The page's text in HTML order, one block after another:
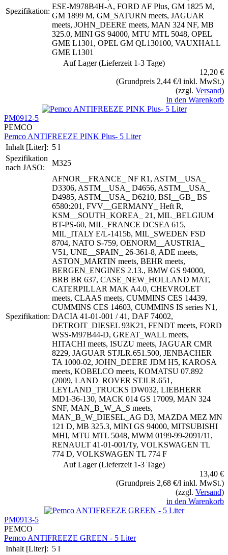
Spezifikation:
ESE-M978B4H-A, FORD AF Plus, GM 1825 M,
GM 1899 M, GM_SATURN meets, JAGUAR
meets, JOHN_DEERE meets, MAN 324 NF, MB
325.0, MINI GS 94000, MTU MTL 5048, OPEL
GME L1301, OPEL GM QL130100, VAUXHALL
GME L1301
Auf Lager (Lieferzeit 1-3 Tage)
12,20 €
(Grundpreis 2,44 €/l inkl. MwSt.)
(zzgl. Versand)
in den Warenkorb
PM0912-5
PEMCO
Pemco ANTIFREEZE PINK Plus- 5 Liter
Inhalt [Liter]: 5 l
Spezifikation
nach JASO:
M325
Spezifikation:
AFNOR__FRANCE_ NF R1, ASTM__USA_
D3306, ASTM__USA_ D4656, ASTM__USA_
D4985, ASTM__USA_ D6210, BSI__GB_ BS
6580:201, FVV__GERMANY_ Heft R,
KSM__SOUTH_KOREA_ 21, MIL_BELGIUM
BT-PS-60, MIL_FRANCE DCSEA 615,
MIL_ITALY E/L-1415b, MIL_SWEDEN FSD
8704, NATO S-759, OENORM__AUSTRIA_
V51, UNE__SPAIN_ 26-361-8, ADE meets,
ASTON_MARTIN meets, BEHR meets,
BERGEN_ENGINES 2.13., BMW GS 94000,
BRB BR 637, CASE_NEW_HOLLAND MAT,
CATERPILLAR MAK A4.0, CHEVROLET
meets, CLAAS meets, CUMMINS CES 14439,
CUMMINS CES 14603, CUMMINS IS series N1,
DACIA 41-01-001 / 41, DAF 74002,
DETROIT_DIESEL 93K21, FENDT meets, FORD
WSS-M97B44-D, GREAT_WALL meets,
HITACHI meets, ISUZU meets, JAGUAR CMR
8229, JAGUAR STJLR.651.500, JENBACHER
TA 1000-02, JOHN_DEERE JDM H5, KAROSA
meets, KOBELCO meets, KOMATSU 07.892
(2009, LAND_ROVER STJLR.651,
LEYLAND_TRUCKS DW032, LIEBHERR
MD1-36-130, MACK 014 GS 17009, MAN 324
SNF, MAN_B_W_A_S meets,
MAN_B_W_DIESEL_AG D3, MAZDA MEZ MN
121 D, MB 325.3, MINI GS 94000, MITSUBISHI
MHI, MTU MTL 5048, MWM 0199-99-2091/11,
RENAULT 41-01-001/Ty, VOLKSWAGEN TL
774 D, VOLKSWAGEN TL 774 F
Auf Lager (Lieferzeit 1-3 Tage)
13,40 €
(Grundpreis 2,68 €/l inkl. MwSt.)
(zzgl. Versand)
in den Warenkorb
PM0913-5
PEMCO
Pemco ANTIFREEZE GREEN - 5 Liter
Inhalt [Liter]: 5 l